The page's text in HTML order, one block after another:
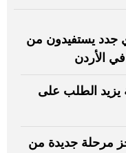
جدد يستفيدون من
في الأردن
يزيد الطلب على
مرحلة جديدة من